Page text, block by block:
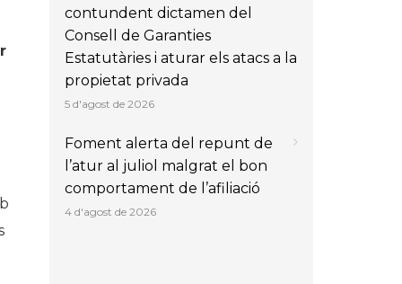
contundent dictamen del
Consell de Garanties
Estatutàries i aturar els atacs a la
propietat privada
5 d'agost de 2026
Foment alerta del repunt de
l’atur al juliol malgrat el bon
comportament de l’afiliació
4 d'agost de 2026